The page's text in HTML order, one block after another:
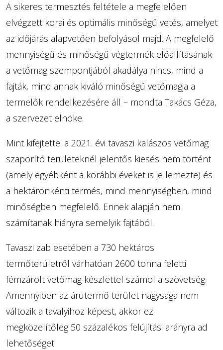
A sikeres termesztés feltétele a megfelelően
elvégzett korai és optimális minőségű vetés, amelyet
az időjárás alapvetően befolyásol majd. A megfelelő
mennyiségű és minőségű végtermék előállításának
a vetőmag szempontjából akadálya nincs, mind a
fajták, mind annak kiváló minőségű vetőmagja a
termelők rendelkezésére áll – mondta Takács Géza,
a szervezet elnöke.
Mint kifejtette: a 2021. évi tavaszi kalászos vetőmag
szaporító területeknél jelentős kiesés nem történt
(amely egyébként a korábbi éveket is jellemezte) és
a hektáronkénti termés, mind mennyiségben, mind
minőségben megfelelő. Ennek alapján nem
számítanak hiányra semelyik fajtából.
Tavaszi zab esetében a 730 hektáros
termőterületről várhatóan 2600 tonna feletti
fémzárolt vetőmag készlettel számol a szövetség.
Amennyiben az árutermő terület nagysága nem
változik a tavalyihoz képest, akkor ez
megközelítőleg 50 százalékos felújítási arányra ad
lehetőséget.